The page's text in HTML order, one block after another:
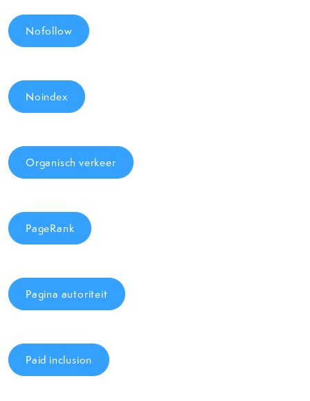
Nofollow
Noindex
Organisch verkeer
PageRank
Pagina autoriteit
Paid inclusion